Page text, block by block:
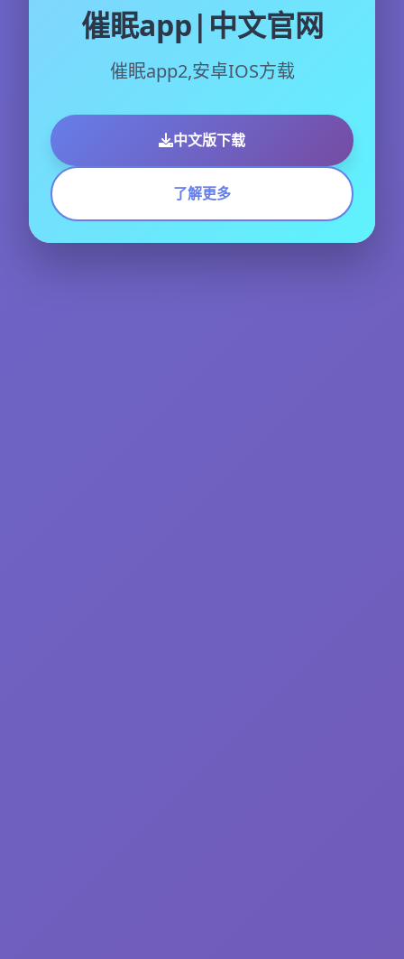
催眠app|中文官网
催眠app2,安卓IOS方载
中文版下载
了解更多